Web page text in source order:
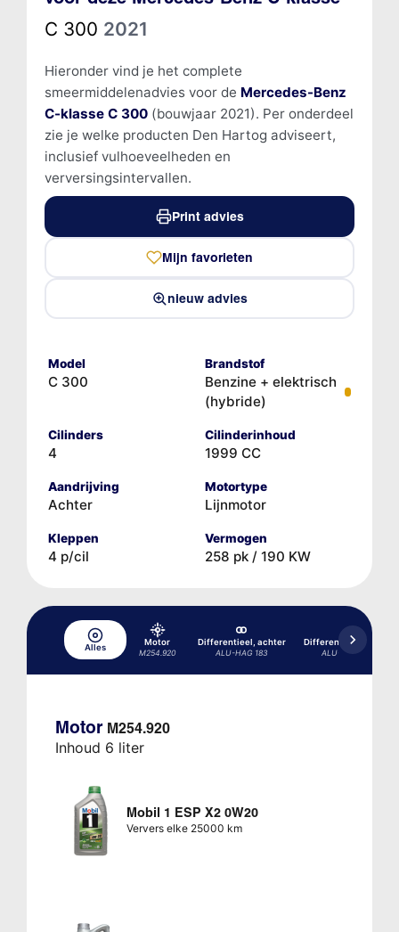
C 300 2021
Hieronder vind je het complete
smeermiddelenadvies voor de Mercedes-Benz
C-klasse C 300(bouwjaar 2021). Per onderdeel
zie je welke producten Den Hartog adviseert,
inclusief vulhoeveelheden en
verversingsintervallen.
Print advies
Mijn favorieten
nieuw advies
Model
C 300
Brandstof
Benzine + elektrisch
(hybride)
Cilinders
4
Cilinderinhoud
1999 CC
Aandrijving
Achter
Motortype
Lijnmotor
Kleppen
4 p/cil
Vermogen
258 pk / 190 KW
Alles
Motor
M254.920
Differentieel, achter
ALU-HAG 183
Differentieel, achter
ALU-HAG 197
Motor M254.920
Inhoud 6 liter
Mobil 1 ESP X2 0W20
Ververs elke 25000 km